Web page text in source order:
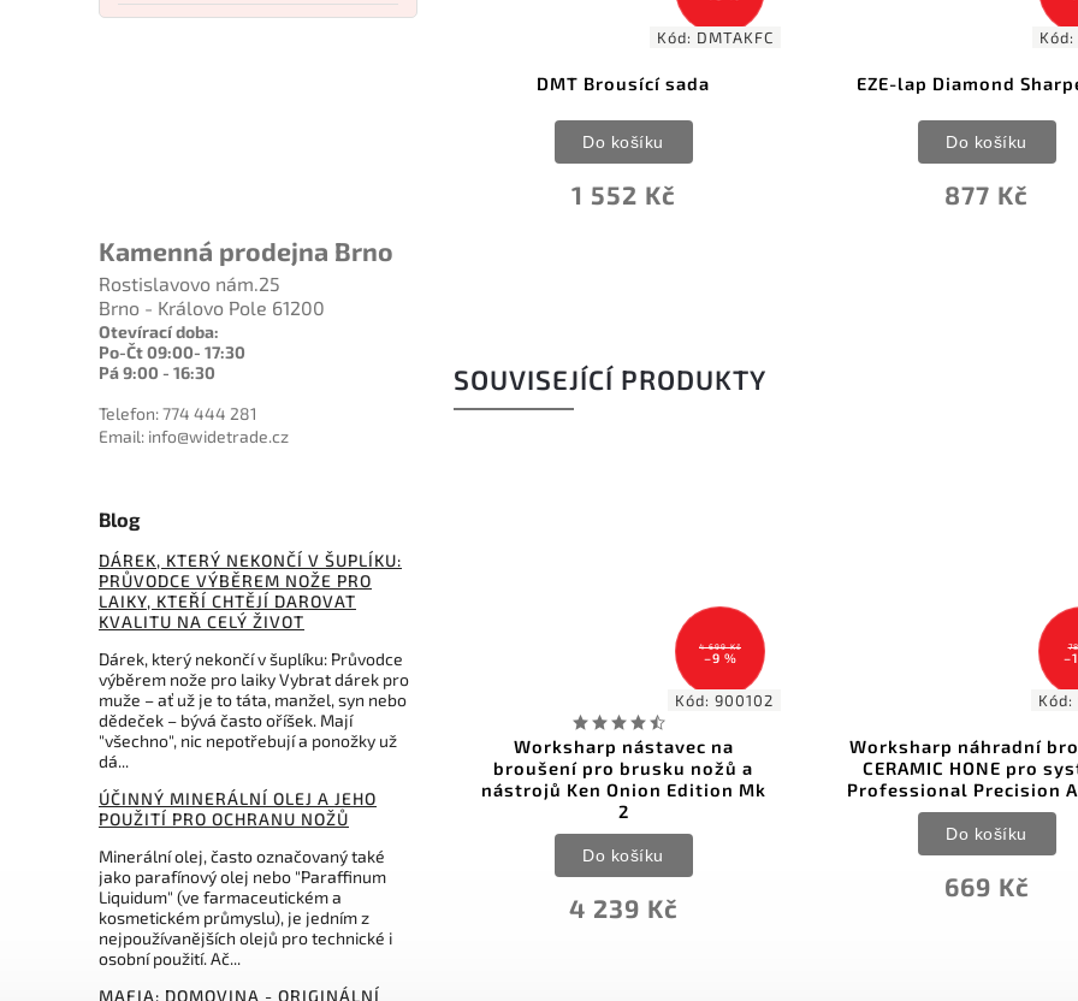
Kamenná prodejna Brno
Rostislavovo nám.25
Brno - Královo Pole 61200
Otevírací doba:
Po-Čt 09:00- 17:30
Pá 9:00 - 16:30
Telefon: 774 444 281
Email: info@widetrade.cz
Blog
DÁREK, KTERÝ NEKONČÍ V ŠUPLÍKU:
PRŮVODCE VÝBĚREM NOŽE PRO
LAIKY, KTEŘÍ CHTĚJÍ DAROVAT
KVALITU NA CELÝ ŽIVOT
Dárek, který nekončí v šuplíku: Průvodce
výběrem nože pro laiky Vybrat dárek pro
muže – ať už je to táta, manžel, syn nebo
dědeček – bývá často oříšek. Mají
"všechno", nic nepotřebují a ponožky už
dá...
ÚČINNÝ MINERÁLNÍ OLEJ A JEHO
POUŽITÍ PRO OCHRANU NOŽŮ
Minerální olej, často označovaný také
jako parafínový olej nebo "Paraffinum
Liquidum" (ve farmaceutickém a
kosmetickém průmyslu), je jedním z
nejpoužívanějších olejů pro technické i
osobní použití. Ač...
MAFIA: DOMOVINA - ORIGINÁLNÍ
EZE-lap Diamond Sharpener
SOUVISEJÍCÍ PRODUKTY
Kód:900118
pásů pro Blade Grinding
Worksharp KO fine
X4 (3000)
559 Kč
Do košíku
Worksharp nástavec na
broušení pro brusku nožů a
nástrojů Ken Onion Edition Mk
Worksharp náhradní brousek
CERAMIC HONE pro systém
Professional Precision Adjust